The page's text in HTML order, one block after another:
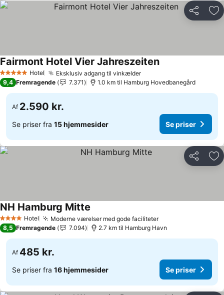
Del
5 Stjerner Hotel Eksklusiv adgang til vinkælderSe priser
Fairmont Hotel Vier JahreszeitenSe priser
9,4 Fremragende 7.371 1.0 km til Hamburg Hovedbanegård
Af 2.590 kr.
Se priser fra 15 hjemmesider Se priser
Del
4 StjernerHotel Moderne værelser med gode faciliteterSe priser
NH Hamburg Mitte
8,5 Fremragende 7.094 2.7 km til Hamburg Havn
Af 485 kr.
Se priser fra 16 hjemmesider Se priser